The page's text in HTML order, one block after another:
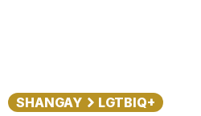
SHANGAY LGTBIQ+